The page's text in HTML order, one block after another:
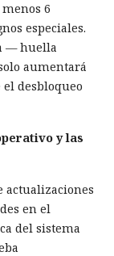
6
especiales.
— huella
aumentará
desbloqueo
y las
actualizaciones
en el
del sistema